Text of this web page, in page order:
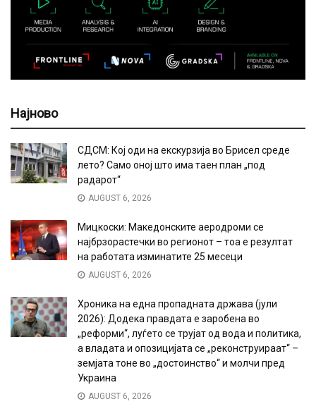
Најново
СДСМ: Кој оди на екскурзија во Брисел среде
лето? Само оној што има таен план „под
радарот“
AUGUST 6, 2026
Мицкоски: Македонските аеродроми се
најбрзорастечки во регионот – тоа е резултат
на работата изминатите 25 месеци
AUGUST 6, 2026
Хроника на една пропадната држава (јули
2026): Додека правдата е заробена во
„реформи“, луѓето се трујат од вода и политика,
а владата и опозицијата се „реконструираат“ –
земјата тоне во „достоинство“ и молчи пред
Украина
AUGUST 6, 2026